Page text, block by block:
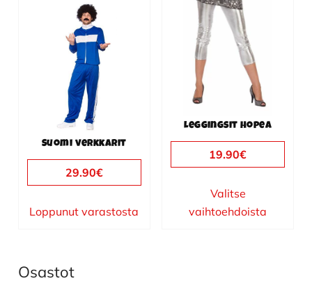
Suomi verkkarit
29.90€
Loppunut varastosta
useampi
muunnelma.
valinnat
tuotteen
Leggingsit hopea
19.90€
Valitse
vaihtoehdoista
tuotteella
useampi
muunnelma.
tehdä
Ensisijainen
Osastot